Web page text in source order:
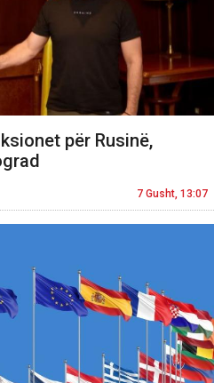
për Rusinë,
7 Gusht, 13:07